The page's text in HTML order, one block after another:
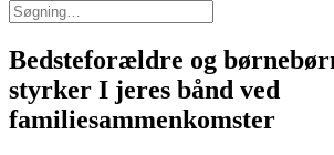
Bedsteforældre og
styrker I jeres bånd ved
familiesammenkomster